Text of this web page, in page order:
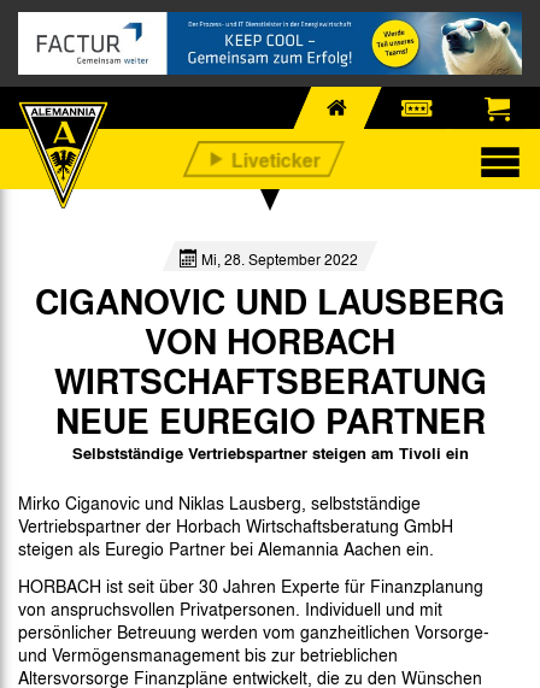
Mi, 28. September 2022
CIGANOVIC UND LAUSBERG
VON HORBACH
WIRTSCHAFTSBERATUNG
NEUE EUREGIO PARTNER
Selbstständige Vertriebspartner steigen am Tivoli ein
Mirko Ciganovic und Niklas Lausberg, selbstständige
Vertriebspartner der Horbach Wirtschaftsberatung GmbH
steigen als Euregio Partner bei Alemannia Aachen ein.
HORBACH ist seit über 30 Jahren Experte für Finanzplanung
von anspruchsvollen Privatpersonen. Individuell und mit
persönlicher Betreuung werden vom ganzheitlichen Vorsorge-
und Vermögensmanagement bis zur betrieblichen
Altersvorsorge Finanzpläne entwickelt, die zu den Wünschen